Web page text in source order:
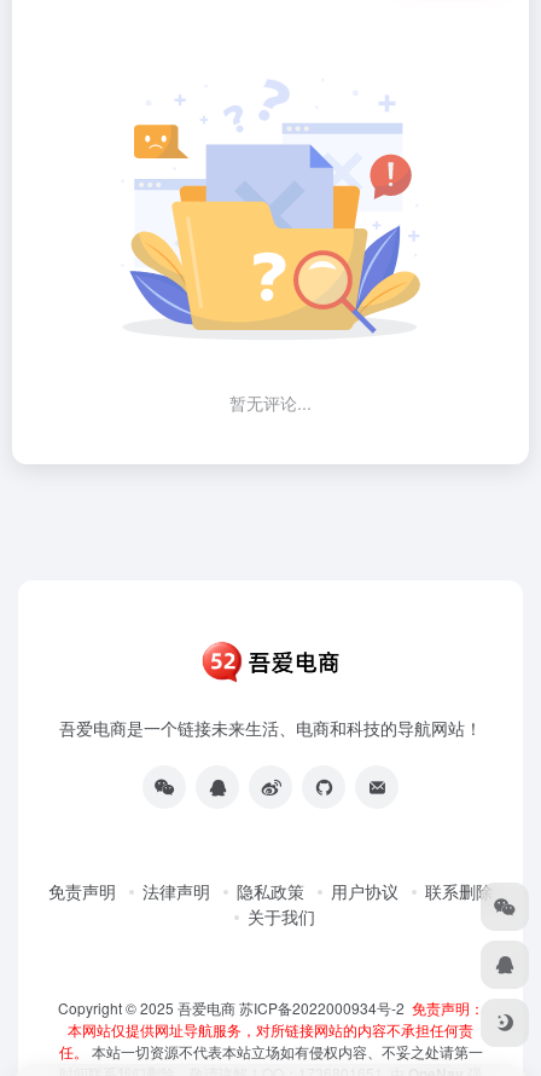
暂无评论...
吾爱电商是一个链接未来生活、电商和科技的导航网站！
免责声明 法律声明 隐私政策 用户协议
联系删除
关于我们
Copyright © 2025 吾爱电商 苏ICP备2022000934号-2 免责声明：
本网站仅提供网址导航服务，对所链接网站的内容不承担任何责
任。
本站一切资源不代表本站立场如有侵权内容、不妥之处请第一